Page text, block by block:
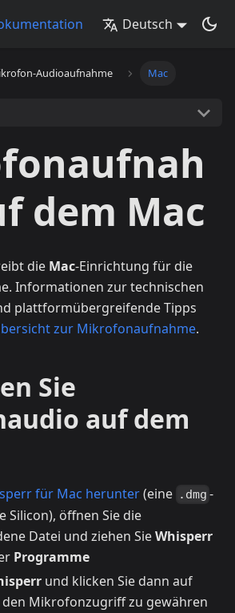
Deutsch
Audioaufnahme Mac
dem Mac
die Mac-Einrichtung für die
Informationen zur technischen
plattformübergreifende Tipps
zur Mikrofonaufnahme.
Sie
auf dem
für Mac herunter(eine .dmg -
Silicon), öffnen Sie die
Datei und ziehen SieWhisperr
Programme
und klicken Sie dann auf
den Mikrofonzugriff zu gewähren